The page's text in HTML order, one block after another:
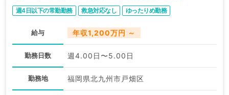
週4日以下の常勤勤務 救急対応なし ゆったりめ勤務
給与 年収1,200万円 ～
勤務日数 週4.00日〜5.00日
勤務地 福岡県北九州市戸畑区